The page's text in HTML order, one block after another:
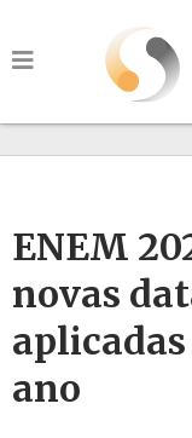
ENEM
novas
aplicadas
ano